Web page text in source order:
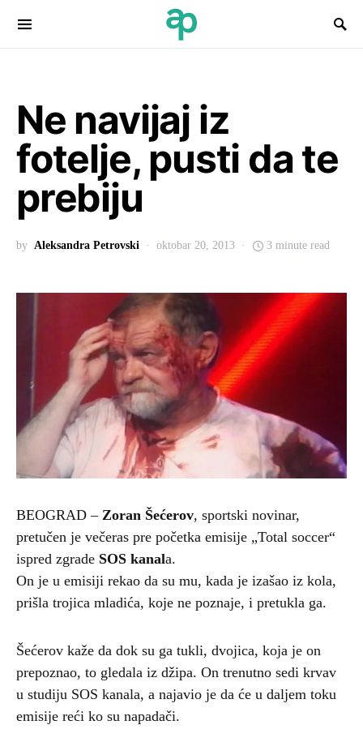
Search for:
Ne navijaj iz
fotelje, pusti da te
prebiju
by Aleksandra Petrovski oktobar 20, 2013 3 minute read
BEOGRAD – Zoran Šećerov, sportski novinar,
pretučen je večeras pre početka emisije „Total soccer“
ispred zgrade SOS kanala.
On je u emisiji rekao da su mu, kada je izašao iz kola,
prišla trojica mladića, koje ne poznaje, i pretukla ga.
Šećerov kaže da dok su ga tukli, dvojica, koja je on
prepoznao, to gledala iz džipa. On trenutno sedi krvav
u studiju SOS kanala, a najavio je da će u daljem toku
emisije reći ko su napadači.